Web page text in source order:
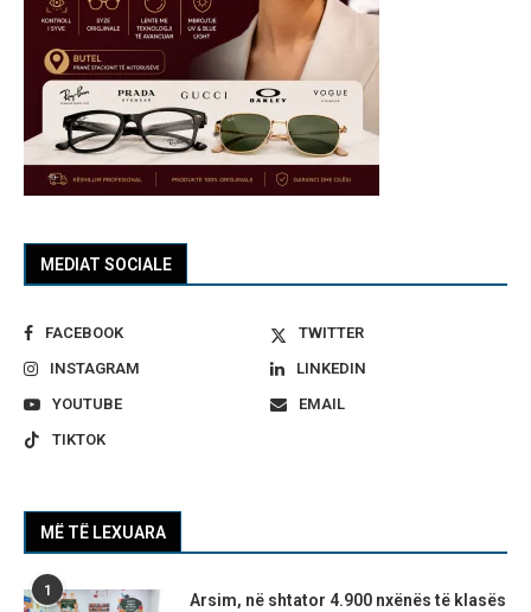
MEDIAT SOCIALE
FACEBOOK
TWITTER
INSTAGRAM
LINKEDIN
YOUTUBE
EMAIL
TIKTOK
MË TË LEXUARA
1
Arsim, në shtator 4.900 nxënës të klasës